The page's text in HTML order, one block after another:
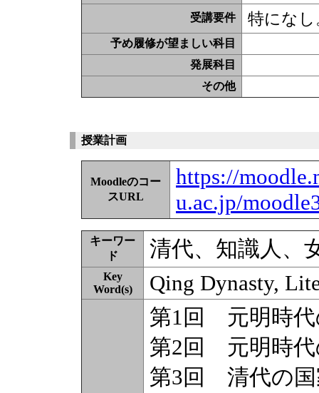
受講要件 特になし
予め履修が望ましい科目
発展科目
その他
授業計画
Moodleのコー
スURL
https://
u.ac.jp/
キーワー
ド
清代、知識人、
Key
Word(s)
Qing Dynasty,
第1回 元明時代
第2回 元明時代
第3回 清代の国